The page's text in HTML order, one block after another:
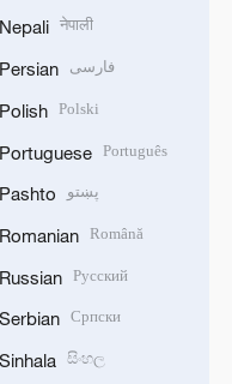
Nepali नेपाली
Persian فارسی
Polish Polski
Portuguese Português
Pashto پښتو
Romanian Română
Russian Русский
Serbian Српски
Sinhala සිංහල